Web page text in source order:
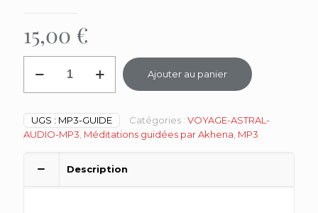
15,00 €
Guide
Spirituel
Méditation
guidée
Ajouter au panier
UGS : MP3-GUIDE Catégories : VOYAGE-ASTRAL-
AUDIO-MP3 Méditations guidées par Akhena MP3
Description